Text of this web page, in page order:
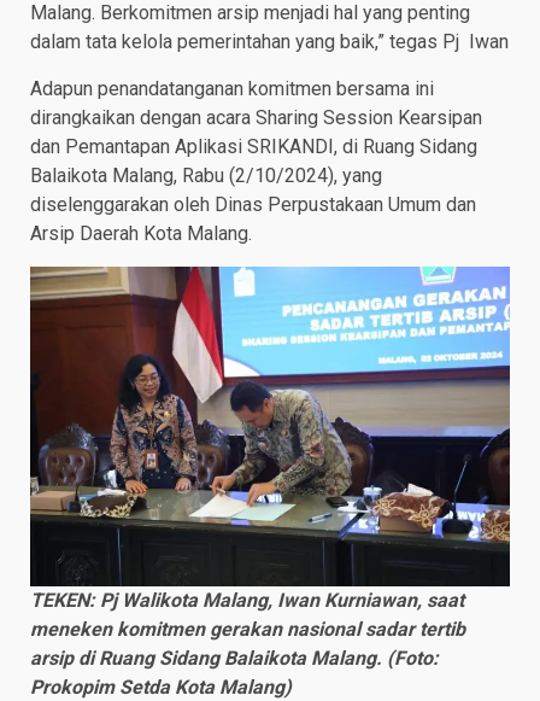
Malang. Berkomitmen arsip menjadi hal yang penting
dalam tata kelola pemerintahan yang baik,” tegas Pj Iwan
Adapun penandatanganan komitmen bersama ini
dirangkaikan dengan acara Sharing Session Kearsipan
dan Pemantapan Aplikasi SRIKANDI, di Ruang Sidang
Balaikota Malang, Rabu (2/10/2024), yang
diselenggarakan oleh Dinas Perpustakaan Umum dan
Arsip Daerah Kota Malang.
TEKEN: Pj Walikota Malang, Iwan Kurniawan, saat
meneken komitmen gerakan nasional sadar tertib
arsip di Ruang Sidang Balaikota Malang. (Foto:
Prokopim Setda Kota Malang)